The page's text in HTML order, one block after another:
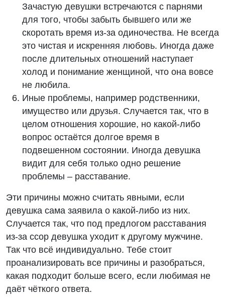
Зачастую девушки встречаются с парнями
для того, чтобы забыть бывшего или же
скоротать время из-за одиночества. Не всегда
это чистая и искренняя любовь. Иногда даже
после длительных отношений наступает
холод и понимание женщиной, что она вовсе
не любила.
Иные проблемы, например родственники,
имущество или друзья. Случается так, что в
целом отношения хорошие, но какой-либо
вопрос остаётся долгое время в
подвешенном состоянии. Иногда девушка
видит для себя только одно решение
проблемы – расставание.
Эти причины можно считать явными, если
девушка сама заявила о какой-либо из них.
Случается так, что под предлогом расставания
из-за ссор девушка уходит к другому мужчине.
Так что всё индивидуально. Тебе стоит
проанализировать все причины и разобраться,
какая подходит больше всего, если любимая не
даёт чёткого ответа.